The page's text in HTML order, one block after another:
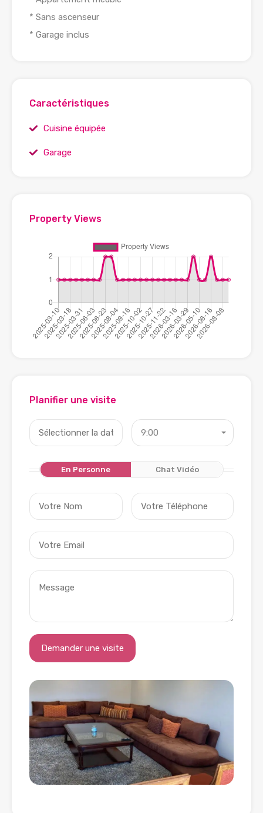
* Sans ascenseur
* Garage inclus
Caractéristiques
Cuisine équipée
Garage
Property Views
Planifier une visite
9:00
En Personne Chat Vidéo